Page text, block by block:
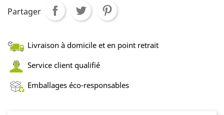
Partager
Livraison à domicile et en point retrait
Service client qualifié
Emballages éco-responsables